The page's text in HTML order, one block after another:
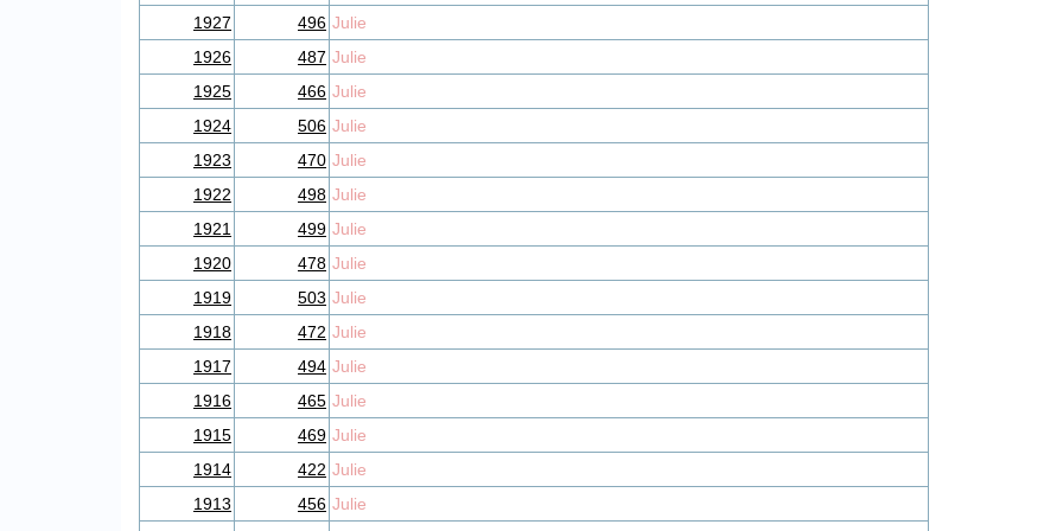
1927 496 Julie
1926
487 Julie
1925
466 Julie
1924
506 Julie
1923
470 Julie
1922
498 Julie
1921
499 Julie
1920
478 Julie
1919
503 Julie
1918
472 Julie
1917
494 Julie
1916
465 Julie
1915
469 Julie
1914
422 Julie
1913
456 Julie